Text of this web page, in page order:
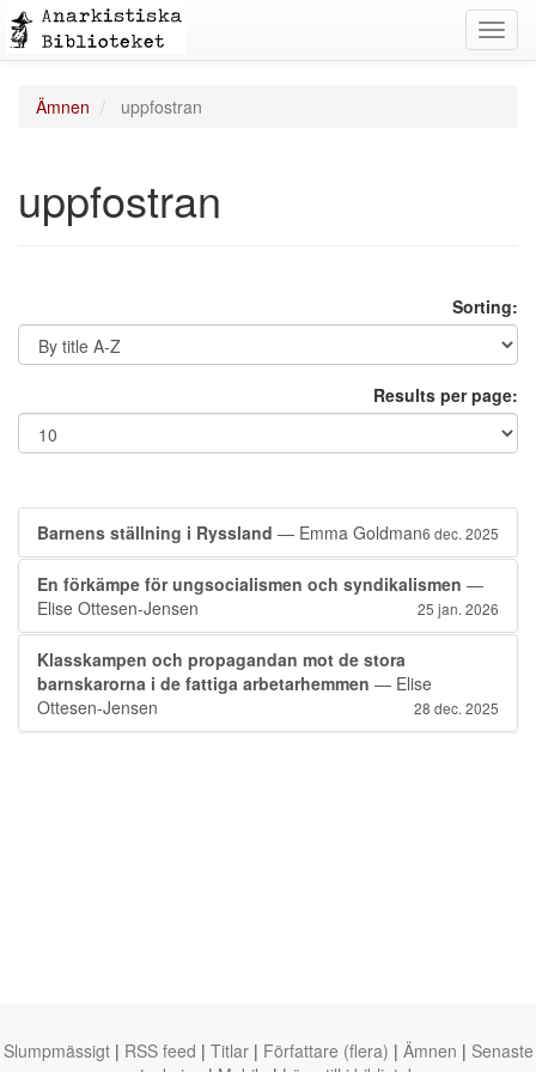
Ämnen uppfostran
uppfostran
Sorting:
Results per page:
Barnens ställning i Ryssland — Emma Goldman6 dec. 2025
En förkämpe för ungsocialismen och syndikalismen —
Elise Ottesen-Jensen
25 jan. 2026
Klasskampen och propagandan mot de stora
barnskarorna i de fattiga arbetarhemmen — Elise
Ottesen-Jensen
28 dec. 2025
Slumpmässigt | RSS feed | Titlar | Författare (flera) | Ämnen | Senaste